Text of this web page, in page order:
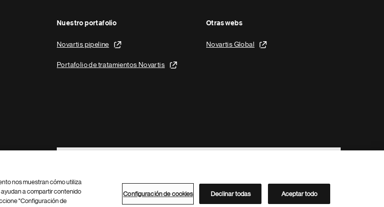
Nuestro portafolio
Novartis pipeline
Portafolio de tratamientos Novartis
Otras webs
Novartis Global
Footer Site Search
Directorio de Novartis
nos muestran cómo utiliza
a compartir contenido
"Configuración de
Configuración de cookies Declinar todas Aceptar todo